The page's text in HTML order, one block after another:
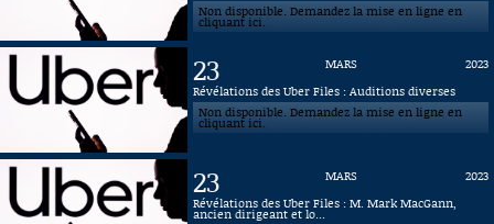
Non disponible. Demandez la mise en ligne en
cliquant ici.
23 MARS
2023
Révélations des Uber Files : Auditions diverses
Non disponible. Demandez la mise en ligne en
cliquant ici.
23 MARS
2023
Révélations des Uber Files : M. Mark MacGann,
ancien dirigeant et lo...